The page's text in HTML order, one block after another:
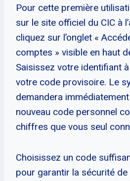
Pour cette première
sur le site officiel du CIC à
cliquez sur l’onglet «
comptes » visible en haut
Saisissez votre identifiant
votre code provisoire. Le
demandera
nouveau code personnel
chiffres que vous seul
Choisissez un code
pour garantir la sécurité